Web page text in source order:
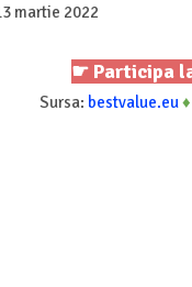
martie 2022
☛ Participa
Sursa: bestvalue.eu♦